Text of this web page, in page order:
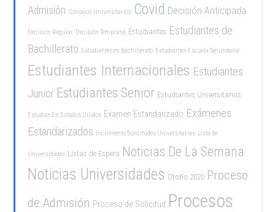
Admisión Consejos Universitarios Covid Decisión Anticipada
Decisión Regular Decisión Temprana Estudiantes Estudiantes de
Bachillerato Estudiantes en Bachillerato Estudiantes Escuela Secundaria
Estudiantes Internacionales Estudiantes
Junior Estudiantes Senior Estudiantes Universitarios
Estudiar En Estados Unidos Examen Estandarizado Exámenes
Estandarizados Incremento Solicitudes Universitarias Lista de
Universidades Listas de Espera Noticias De La Semana
Noticias Universidades Otoño 2020 Proceso
de Admisión Proceso de Solicitud Procesos